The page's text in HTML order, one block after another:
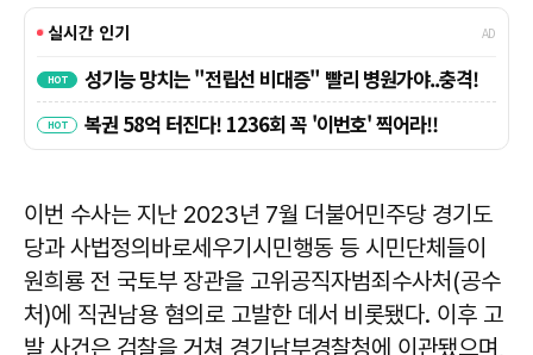
이번 수사는 지난 2023년 7월 더불어민주당 경기도
당과 사법정의바로세우기시민행동 등 시민단체들이
원희룡 전 국토부 장관을 고위공직자범죄수사처(공수
처)에 직권남용 혐의로 고발한 데서 비롯됐다. 이후 고
발 사건은 검찰을 거쳐 경기남부경찰청에 이관됐으며,